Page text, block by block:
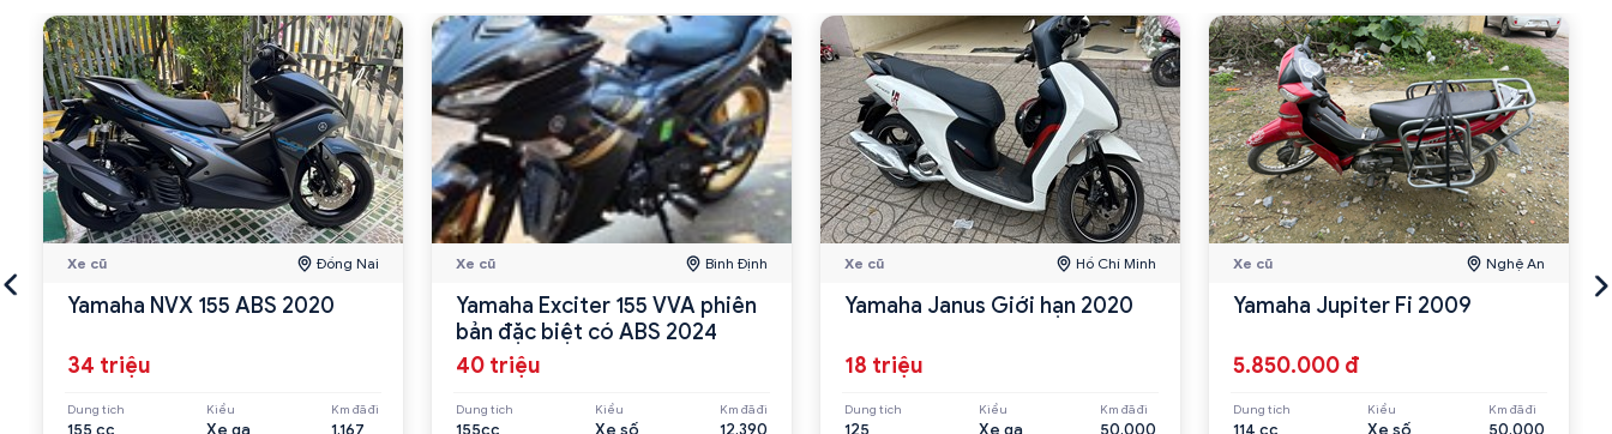
Xe cũ Đồng Nai
Yamaha NVX 155 ABS 2020
34 triệu
Dung tích
155 cc
Kiểu
Xe ga
Km đã đi
1,167
Xe cũ Bình Định
Yamaha Exciter 155 VVA phiên
bản đặc biệt có ABS 2024
40 triệu
Dung tích
155cc
Kiểu
Xe số
Km đã đi
12,390
Xe cũ Hồ Chí Minh
Yamaha Janus Giới hạn 2020
18 triệu
Dung tích
125
Kiểu
Xe ga
Km đã đi
50,000
Xe cũ Nghệ An
Yamaha Jupiter Fi 2009
5.850.000 đ
Dung tích
114 cc
Kiểu
Xe số
Km đã đi
50,000